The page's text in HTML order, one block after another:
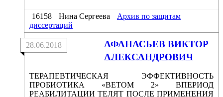
16158 Нина Сергеева
Архив по защитам
диссертаций
АФАНАСЬЕВ ВИКТОР
АЛЕКСАНДРОВИЧ
28.06.2018
ТЕРАПЕВТИЧЕСКАЯ ЭФФЕКТИВНОСТЬ
ПРОБИОТИКА «ВЕТОМ 2» ВПЕРИОД
РЕАБИЛИТАЦИИ ТЕЛЯТ ПОСЛЕ ПРИМЕНЕНИЯ